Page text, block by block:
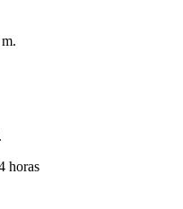
horas